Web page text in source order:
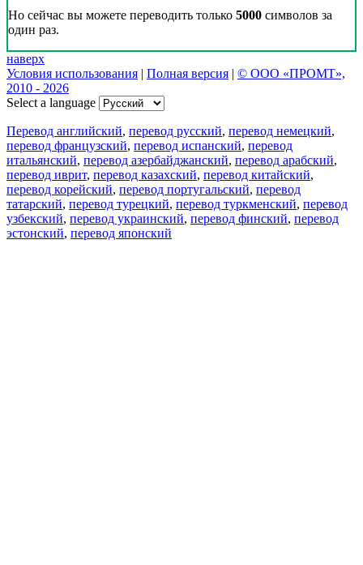
Но сейчас вы можете переводить только 5000 символов за
один раз.
наверх
Условия использования | Полная версия | © ООО «ПРОМТ»,
2010 - 2026
Select a language
Перевод английский, перевод русский, перевод немецкий,
перевод французский, перевод испанский, перевод
итальянский, перевод азербайджанский, перевод арабский,
перевод иврит, перевод казахский, перевод китайский,
перевод корейский, перевод португальский, перевод
татарский, перевод турецкий, перевод туркменский, перевод
узбекский, перевод украинский, перевод финский, перевод
эстонский, перевод японский